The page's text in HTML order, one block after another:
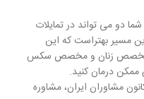
دو می تواند در تمایلات
مسیر بهتراست که این
متخصص زنان و مخصص سکس
درمان کنید.
مشاوران ایران، مشاوره